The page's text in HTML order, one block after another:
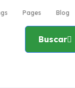
Pages Blog
Buscar